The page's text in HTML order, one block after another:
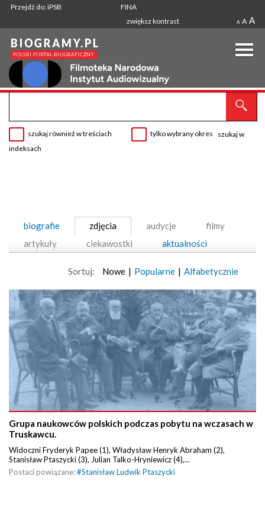
Przejdź do: iPSB
FINA
zwiększ kontrast
A A A
szukaj również w treściach tylko wybrany okres
szukaj w
indeksach
biografie zdjęcia audycje
filmy
artykuły
ciekawostki aktualności
Sortuj: Nowe | Popularne | Alfabetycznie
Grupa naukowców polskich podczas pobytu na wczasach w
Truskawcu.
Widoczni Fryderyk Papee (1), Władysław Henryk Abraham (2),
Stanisław Ptaszycki (3), Julian Talko-Hryniewicz (4),...
Postaci powiązane:#Stanisław Ludwik Ptaszycki